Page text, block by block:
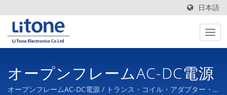
日本語
オープンフレームAC-DC電源
オープンフレームAC-DC電源 / トランス・コイル・アダプター・